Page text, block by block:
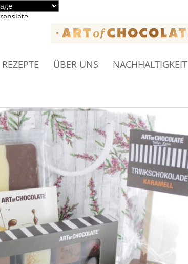
REZEPTE ÜBER UNS NACHHALTIGKEIT